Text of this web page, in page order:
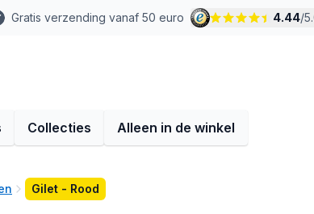
Gratis verzending vanaf 50 euro 4.44/
Collecties Alleen in de winkel
Gilet - Rood